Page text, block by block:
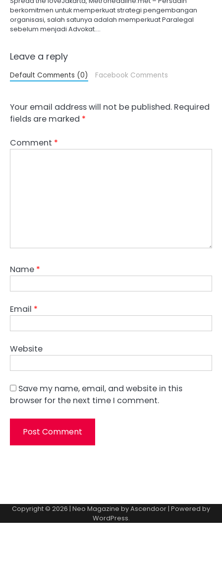
berkomitmen untuk memperkuat strategi pengembangan
organisasi, salah satunya adalah memperkuat Paralegal
sebelum menjadi Advokat.…
Leave a reply
Default Comments (0) Facebook Comments
Your email address will not be published. Required
fields are marked *
Comment *
Name *
Email *
Website
Save my name, email, and website in this
browser for the next time I comment.
Copyright © 2026 | Neo Magazine byAscendoor | Powered by
WordPress.